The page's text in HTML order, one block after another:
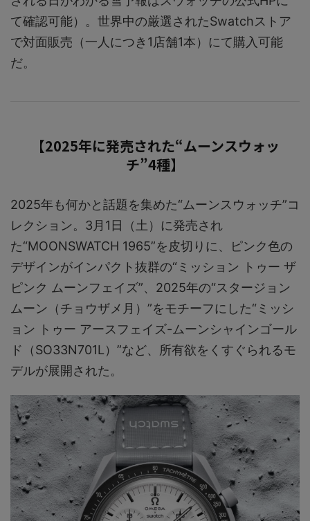
て確認可能）。世界中の厳選されたSwatchストア
で対面販売（一人につき1店舗1本）にて購入可能
だ。
【2025年に発売された“ムーンスウォッ
チ”4種】
2025年も何かと話題を集めた“ムーンスウォッチ”コ
レクション。3月1日（土）に発売され
た“MOONSWATCH 1965”を皮切りに、ピンク色の
デザインがインパクト抜群の“ミッション トゥー ザ
ピンク ムーンフェイズ”、2025年の“スタージョン
ムーン（チョウザメ月）”をモチーフにした“ミッシ
ョン トゥー アースフェイズ-ムーンシャインゴール
ド（SO33N701L）”など、所有欲をくすぐられるモ
デルが展開された。